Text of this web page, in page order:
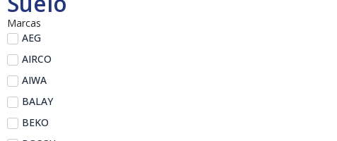
Marcas
AEG
AIRCO
AIWA
BALAY
BEKO